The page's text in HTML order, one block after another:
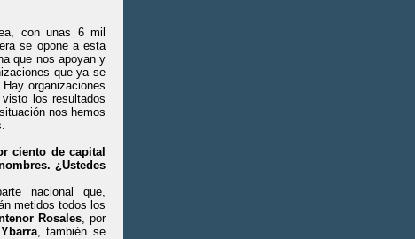
con unas 6 mil
se opone a esta
que nos apoyan y
que ya se
organizaciones
los resultados
nos hemos
ciento de capital
¿Ustedes
nacional que,
metidos todos los
Rosales, por
, también se